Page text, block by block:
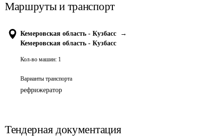
Маршруты и транспорт
Кемеровская область - Кузбасс
→
Кемеровская область - Кузбасс
Кол-во машин: 1
Варианты транспорта
рефрижератор
Тендерная документация